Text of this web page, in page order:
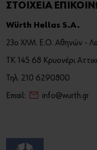
ΣΤΟΙΧΕΙΑ
Würth Hellas S.A.
23ο ΧΛΜ. Ε.Ο. Αθηνών -
ΤΚ 145 68 Κρυονέρι
Τηλ. 210 6290800
Email: info@wurth.gr